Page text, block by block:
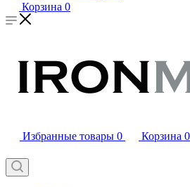
Корзина 0
Избранные товары 0 Корзина 0